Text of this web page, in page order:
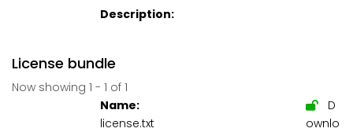
Description:
License bundle
Now showing 1 - 1 of 1
Name:
license.txt
D
ownlo